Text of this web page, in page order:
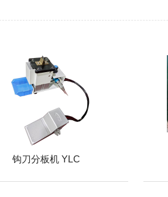
钩刀分板机 YLC